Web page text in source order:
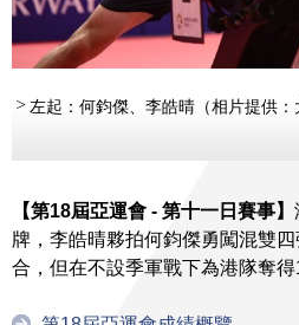
左起：何鈞傑、李皓晴（相片提供：
【第18屆亞運會 - 第十一日賽事】
牌，李皓晴夥拍何鈞傑勇闖混雙
合，但在不設季軍戰下為港隊奪得